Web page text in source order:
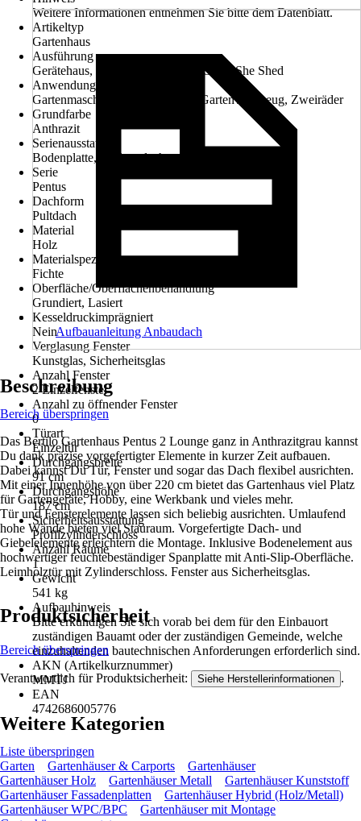
Weitere Informationen entnehmen Sie bitte dem Datenblatt.
Artikeltyp
Gartenhaus
Ausführung
Gerätehaus, Fahrradgarage, Man Cave, She Shed
Anwendungsbereich
Gartenmaschinen, Gartenmöbel, Gartenwerkzeug, Zweiräder
Grundfarbe
Anthrazit
Serienausstattung
Bodenplatte, Schleppdach
Serie
Pentus
Dachform
Pultdach
Material
Holz
Materialspezifizierung
Fichte
Oberfläche/Oberflächenbehandlung
Grundiert, Lasiert
Kesseldruckimprägniert
Nein
Verglasung Fenster
Kunstglas, Sicherheitsglas
Anzahl Fenster
2 Einzelfenster
Anzahl zu öffnender Fenster
0
Türart
Einzeltür
Durchgangsbreite
91 cm
Durchgangshöhe
187 cm
Sicherheitsausstattung
Profilzylinderschloss
Anzahl Räume
1
Gewicht
541 kg
Aufbauhinweis
Bitte erkundigen Sie sich vorab bei dem für den Einbauort
zuständigen Bauamt oder der zuständigen Gemeinde, welche
einzuhaltenden bautechnischen Anforderungen erforderlich sind.
AKN (Artikelkurznummer)
MMTJ
EAN
4742686005776
Aufbauanleitung Anbaudach
Beschreibung
Bereich überspringen
Das Bertilo Gartenhaus Pentus 2 Lounge ganz in Anthrazitgrau kannst
Du dank präzise vorgefertigter Elemente in kurzer Zeit aufbauen.
Dabei kannst Du Tür, Fenster und sogar das Dach flexibel ausrichten.
Mit einer Innenhöhe von über 220 cm bietet das Gartenhaus viel Platz
für Gartengeräte, Hobby, eine Werkbank und vieles mehr.
Tür und Fensterelemente lassen sich beliebig ausrichten. Umlaufend
hohe Wände bieten viel Stauraum. Vorgefertigte Dach- und
Giebelelemente erleichtern die Montage. Inklusive Bodenelement aus
hochwertiger feuchtebeständiger Spanplatte mit Anti-Slip-Oberfläche.
Leimholztür mit Zylinderschloss. Fenster aus Sicherheitsglas.
Produktsicherheit
Bereich überspringen
Verantwortlich für Produktsicherheit: Siehe Herstellerinformationen .
Weitere Kategorien
Liste überspringen
Garten
Gartenhäuser & Carports
Gartenhäuser
Gartenhäuser Holz
Gartenhäuser Metall
Gartenhäuser Kunststoff
Gartenhäuser Fassadenplatten
Gartenhäuser Hybrid (Holz/Metall)
Gartenhäuser WPC/BPC
Gartenhäuser mit Montage